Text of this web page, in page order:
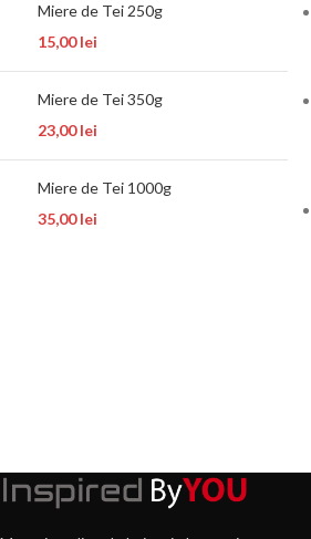
Miere de Tei 250g
15,00lei
Miere de Tei 350g
23,00lei
Miere de Tei 1000g
35,00lei